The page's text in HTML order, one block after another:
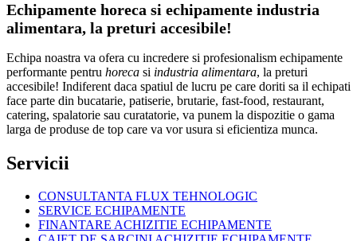
Echipamente horeca si echipamente industria
alimentara, la preturi accesibile!
Echipa noastra va ofera cu incredere si profesionalism echipamente
performante pentru horeca si industria alimentara, la preturi
accesibile! Indiferent daca spatiul de lucru pe care doriti sa il echipati
face parte din bucatarie, patiserie, brutarie, fast-food, restaurant,
catering, spalatorie sau curatatorie, va punem la dispozitie o gama
larga de produse de top care va vor usura si eficientiza munca.
Servicii
CONSULTANTA FLUX TEHNOLOGIC
SERVICE ECHIPAMENTE
FINANTARE ACHIZITIE ECHIPAMENTE